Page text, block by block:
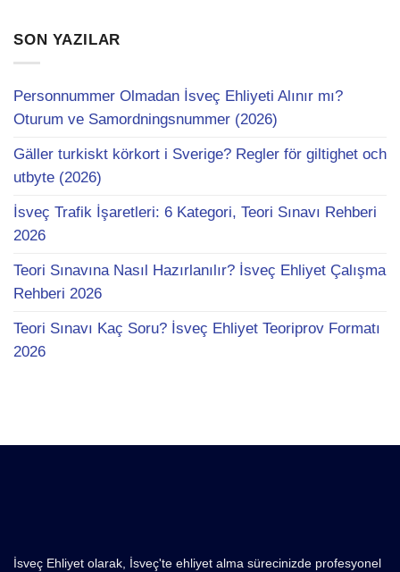
SON YAZILAR
Personnummer Olmadan İsveç Ehliyeti Alınır mı?
Oturum ve Samordningsnummer (2026)
Gäller turkiskt körkort i Sverige? Regler för giltighet och
utbyte (2026)
İsveç Trafik İşaretleri: 6 Kategori, Teori Sınavı Rehberi
2026
Teori Sınavına Nasıl Hazırlanılır? İsveç Ehliyet Çalışma
Rehberi 2026
Teori Sınavı Kaç Soru? İsveç Ehliyet Teoriprov Formatı
2026
İsveç Ehliyet olarak, İsveç'te ehliyet alma sürecinizde profesyonel